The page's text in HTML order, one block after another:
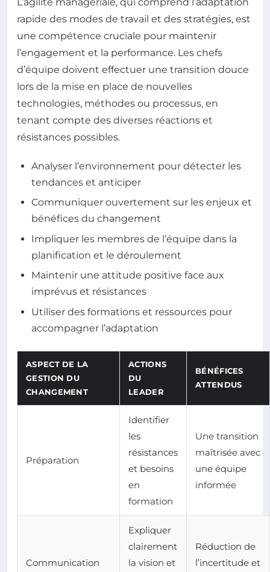
rapide des modes de travail et des stratégies, est
une compétence cruciale pour maintenir
l’engagement et la performance. Les chefs
d’équipe doivent effectuer une transition douce
lors de la mise en place de nouvelles
technologies, méthodes ou processus, en
tenant compte des diverses réactions et
résistances possibles.
Analyser l’environnement pour détecter les
tendances et anticiper
Communiquer ouvertement sur les enjeux et
bénéfices du changement
Impliquer les membres de l’équipe dans la
planification et le déroulement
Maintenir une attitude positive face aux
imprévus et résistances
Utiliser des formations et ressources pour
accompagner l’adaptation
ASPECT DE LA
GESTION DU
CHANGEMENT
ACTIONS
DU
LEADER
BÉNÉFICES
ATTENDUS
Préparation
Identifier
les
résistances
et besoins
en
formation
Une transition
maîtrisée avec
une équipe
informée
Communication
Expliquer
clairement
la vision et
Réduction de
l’incertitude et